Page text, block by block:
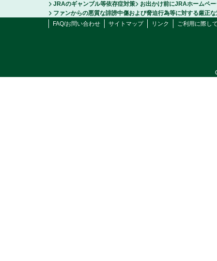
JRAのギャンブル等依存症対策
お出かけ前にJRAホームペ
ファンからの悪質な誹謗中傷および脅迫行為等に対する厳正
FAQ/お問い合わせ
サイトマップ リンク ご利用に際し